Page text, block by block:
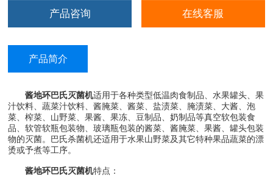
产品咨询 在线客服
产品简介
酱地环巴氏灭菌机适用于各种类型低温肉食制品、水果罐头、果
汁饮料、蔬菜汁饮料、酱腌菜、酱菜、盐渍菜、腌渍菜、大酱、泡
菜、榨菜、山野菜、果酱、果冻、豆制品、奶制品等真空软包装食
品、软管软瓶包装物、玻璃瓶包装的酱菜、酱腌菜、果酱、罐头包装
物的灭菌。巴氏杀菌机还适用于水果山野菜及其它特种果品蔬菜的漂
烫或予煮等工序。
酱地环巴氏灭菌机特点：